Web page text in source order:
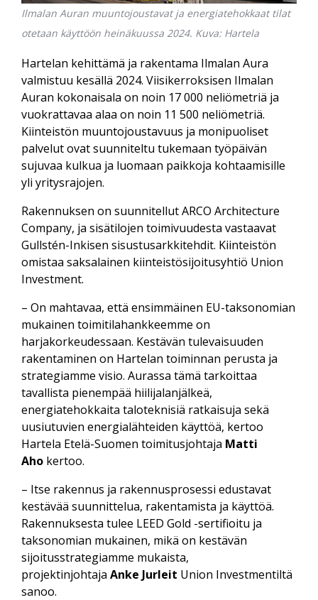
Ilmalan Auran muuntojoustavat ja energiatehokkaat tilat
otetaan käyttöön heinäkuussa 2024. Kuva: Hartela
Hartelan kehittämä ja rakentama Ilmalan Aura
valmistuu kesällä 2024. Viisikerroksisen Ilmalan
Auran kokonaisala on noin 17 000 neliömetriä ja
vuokrattavaa alaa on noin 11 500 neliömetriä.
Kiinteistön muuntojoustavuus ja monipuoliset
palvelut ovat suunniteltu tukemaan työpäivän
sujuvaa kulkua ja luomaan paikkoja kohtaamisille
yli yritysrajojen.
Rakennuksen on suunnitellut ARCO Architecture
Company, ja sisätilojen toimivuudesta vastaavat
Gullstén-Inkisen sisustusarkkitehdit. Kiinteistön
omistaa saksalainen kiinteistösijoitusyhtiö Union
Investment.
– On mahtavaa, että ensimmäinen EU-taksonomian
mukainen toimitilahankkeemme on
harjakorkeudessaan. Kestävän tulevaisuuden
rakentaminen on Hartelan toiminnan perusta ja
strategiamme visio. Aurassa tämä tarkoittaa
tavallista pienempää hiilijalanjälkeä,
energiatehokkaita taloteknisiä ratkaisuja sekä
uusiutuvien energialähteiden käyttöä, kertoo
Hartela Etelä-Suomen toimitusjohtaja Matti
Aho kertoo.
– Itse rakennus ja rakennusprosessi edustavat
kestävää suunnittelua, rakentamista ja käyttöä.
Rakennuksesta tulee LEED Gold -sertifioitu ja
taksonomian mukainen, mikä on kestävän
sijoitusstrategiamme mukaista,
projektinjohtaja Anke Jurleit Union Investmentiltä
sanoo.